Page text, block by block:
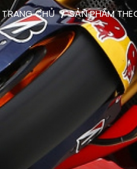
TRANG CHỦ SẢN PHẨM